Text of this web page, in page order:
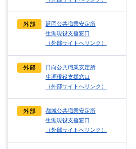
延岡公共職業安定所
生涯現役支援窓口
（外部サイトへリンク）
日向公共職業安定所
生涯現役支援窓口
（外部サイトへリンク）
都城公共職業安定所
生涯現役支援窓口
（外部サイトへリンク）